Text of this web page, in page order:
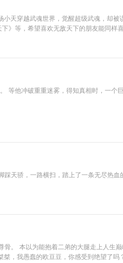
天穿越武魂世界，觉醒超级武魂，却
》等，希望喜欢无敌天下的朋友能同样喜
等他冲破重重迷雾，得知真相时，一
天骄，一路横扫，踏上了一条无尽热
。 本以为能抱着二弟的大腿走上人生
我愚蠢的欧豆豆，你感受到绝望了吗